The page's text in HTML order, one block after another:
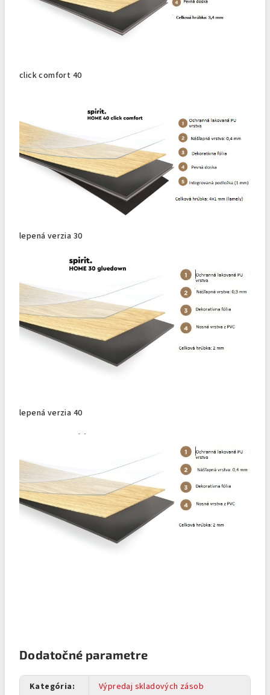
click comfort 40
lepená verzia 30
lepená verzia 40
Dodatočné parametre
Kategória:
Výpredaj skladových zásob